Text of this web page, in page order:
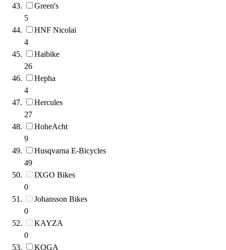
Green's
5
HNF Nicolai
4
Haibike
26
Hepha
4
Hercules
27
HoheAcht
9
Husqvarna E-Bicycles
49
IXGO Bikes
0
Johansson Bikes
0
KAYZA
0
KOGA